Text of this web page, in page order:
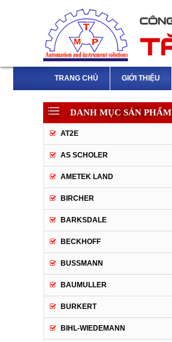
TRANG CHỦ GIỚI THIỆU
DANH MỤC SẢN PHẨM
AT2E
AS SCHOLER
AMETEK LAND
BIRCHER
BARKSDALE
BECKHOFF
BUSSMANN
BAUMULLER
BURKERT
BIHL-WIEDEMANN